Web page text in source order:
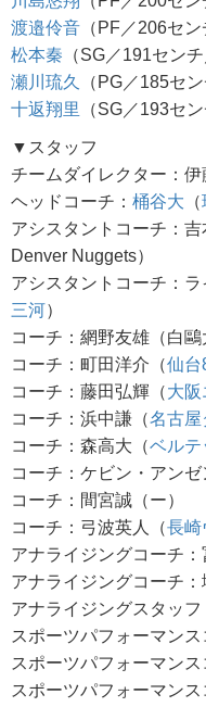
渡邉伶音 （PF／206セ
松本秦 （SG／191セン
瀬川琉久
（PG／185セ
十返翔里
（SG／193セ
▼スタッフ
チームダイレクター：
ヘッドコーチ： 桶谷大 （
アシスタントコーチ：
Denver Nuggets）
アシスタントコーチ：
三河）
コーチ：網野友雄（白鷗
コーチ：町田洋介（仙台
コーチ：藤田弘輝（大阪
コーチ：浜中謙（名古屋
コーチ：森高大（ベルテ
コーチ：ケビン・アン
コーチ：間宮誠（ー）
コーチ：弓波英人（長崎
アナライジングコーチ：
アナライジングコーチ：
アナライジングスタッフ
スポーツパフォーマンス
スポーツパフォーマンス
スポーツパフォーマン